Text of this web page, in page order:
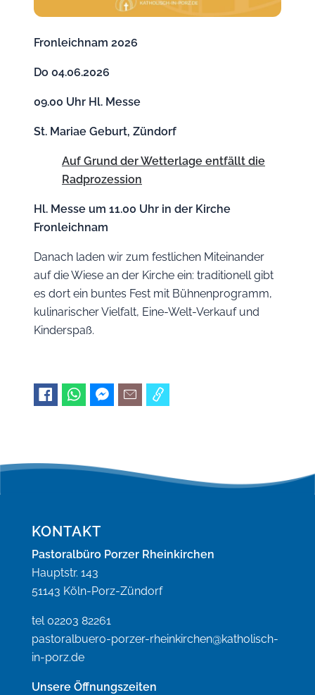
Fronleichnam 2026
Do 04.06.2026
09.00 Uhr Hl. Messe
St. Mariae Geburt, Zündorf
Auf Grund der Wetterlage entfällt die
Radprozession
Hl. Messe um 11.00 Uhr in der Kirche
Fronleichnam
Danach laden wir zum festlichen Miteinander
auf die Wiese an der Kirche ein: traditionell gibt
es dort ein buntes Fest mit Bühnenprogramm,
kulinarischer Vielfalt, Eine-Welt-Verkauf und
Kinderspaß.
KONTAKT
Pastoralbüro Porzer Rheinkirchen
Hauptstr. 143
51143 Köln-Porz-Zündorf
tel 02203 82261
pastoralbuero-porzer-rheinkirchen@katholisch-
in-porz.de
Unsere Öffnungszeiten